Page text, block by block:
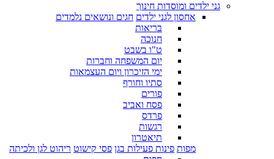
גני ילדים ומוסדות חינוך
אחסון לגני ילדים חגים ונושאים נלמדים
בריאות
חנוכה
ט"ו בשבט
יום המשפחה וחברות
ימי הזיכרון ויום העצמאות
סתיו וחורף
פורים
פסח ואביב
פרדס
רגשות
תיאטרון
מפות פינות פעילות בגן פסי קישוט ריהוט לגן ולכיתה